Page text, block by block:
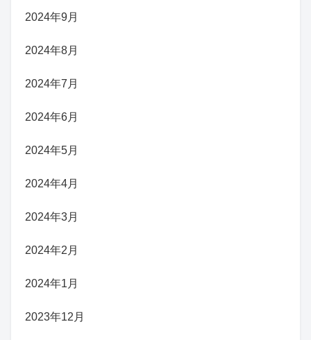
2024年9月
2024年8月
2024年7月
2024年6月
2024年5月
2024年4月
2024年3月
2024年2月
2024年1月
2023年12月